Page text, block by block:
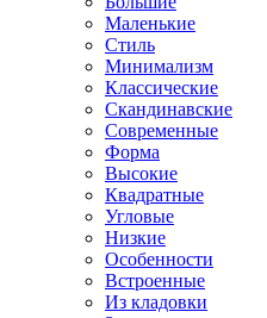
Маленькие
Стиль
Минимализм
Классические
Скандинавские
Современные
Форма
Высокие
Квадратные
Угловые
Низкие
Особенности
Встроенные
Из кладовки